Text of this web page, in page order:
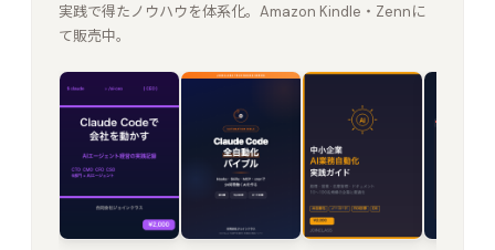
実践で得たノウハウを体系化。Amazon Kindle・Zennに
て販売中。